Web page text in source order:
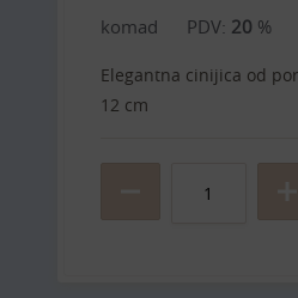
komad PDV: 20 %
Elegantna cinijica od
12 cm